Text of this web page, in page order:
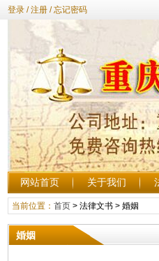
登录/注册/忘记密码
网站首页 关于我们
当前位置： 首页> 法律文书> 婚姻
婚姻